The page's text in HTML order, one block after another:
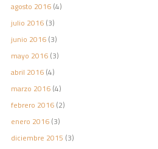
agosto 2016(4)
julio 2016(3)
junio 2016(3)
mayo 2016(3)
abril 2016(4)
marzo 2016(4)
febrero 2016(2)
enero 2016(3)
diciembre 2015 (3)